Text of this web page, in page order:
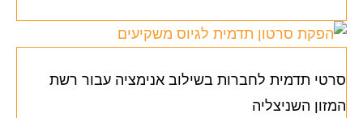
סרטי תדמית לחברות בשילוב אנימציה עבור רשת
המזון השניצליה